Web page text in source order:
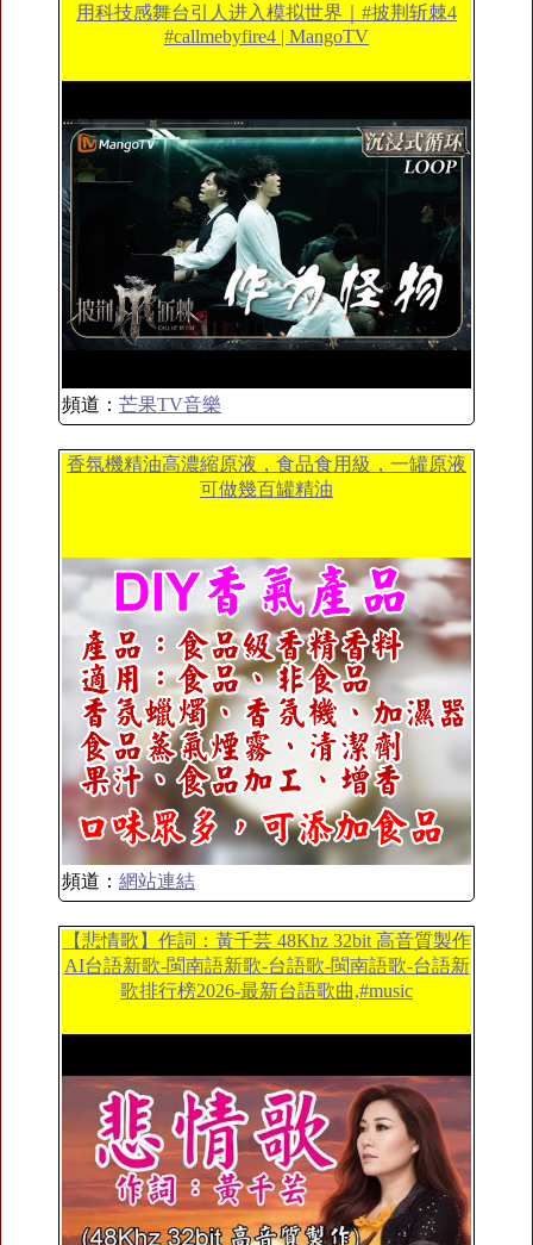
用科技感舞台引人进入模拟世界｜#披荆斩棘4
#callmebyfire4 | MangoTV
頻道： 芒果TV音樂
香氛機精油高濃縮原液，食品食用級，一罐原液
可做幾百罐精油
頻道： 網站連結
【悲情歌】作詞：黃千芸 48Khz 32bit 高音質製作
AI台語新歌-閩南語新歌-台語歌-閩南語歌-台語新
歌排行榜2026-最新台語歌曲,#music